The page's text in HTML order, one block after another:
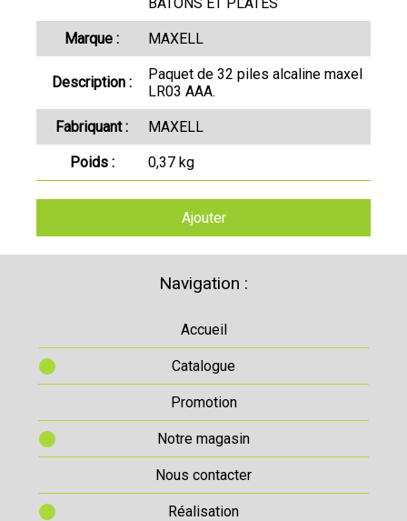
Marque : MAXELL
Description :
Paquet de 32 piles alcaline maxel
LR03 AAA.
Fabriquant : MAXELL
Poids : 0,37 kg
Ajouter
Navigation :
Accueil
Catalogue
Promotion
Notre magasin
Nous contacter
Réalisation